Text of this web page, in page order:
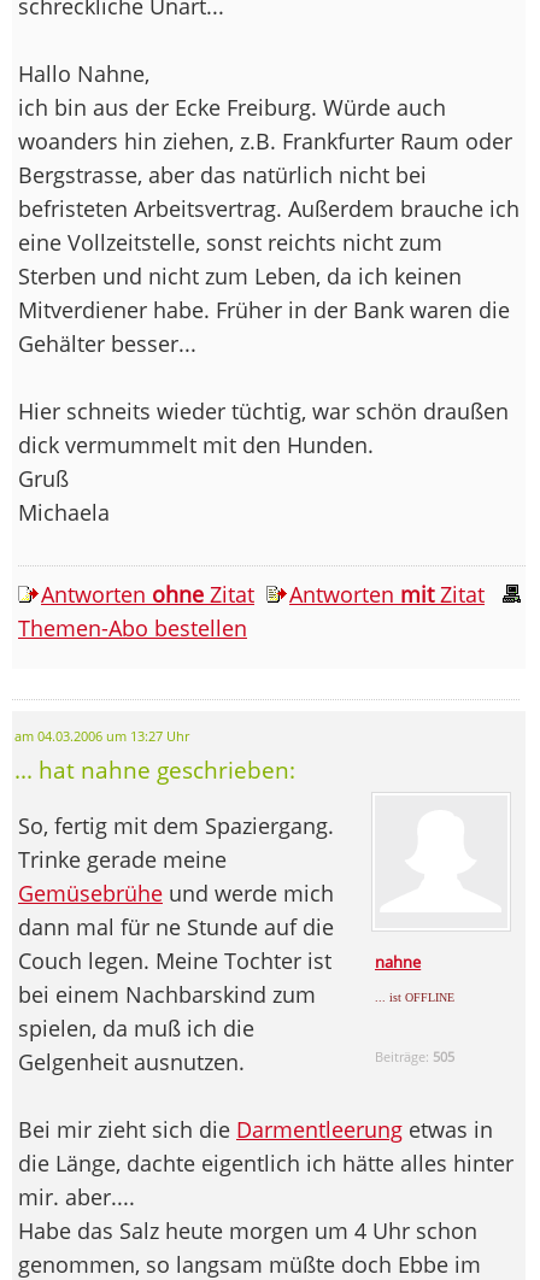
schreckliche Unart...
Hallo Nahne,
ich bin aus der Ecke Freiburg. Würde auch
woanders hin ziehen, z.B. Frankfurter Raum oder
Bergstrasse, aber das natürlich nicht bei
befristeten Arbeitsvertrag. Außerdem brauche ich
eine Vollzeitstelle, sonst reichts nicht zum
Sterben und nicht zum Leben, da ich keinen
Mitverdiener habe. Früher in der Bank waren die
Gehälter besser...
Hier schneits wieder tüchtig, war schön draußen
dick vermummelt mit den Hunden.
Gruß
Michaela
Antworten ohne Zitat Antworten mitZitat
Themen-Abo bestellen
am 04.03.2006 um 13:27 Uhr
... hat nahne geschrieben:
nahne
... ist OFFLINE
Beiträge: 505
So, fertig mit dem Spaziergang.
Trinke gerade meine
Gemüsebrühe und werde mich
dann mal für ne Stunde auf die
Couch legen. Meine Tochter ist
bei einem Nachbarskind zum
spielen, da muß ich die
Gelgenheit ausnutzen.
Bei mir zieht sich die Darmentleerung etwas in
die Länge, dachte eigentlich ich hätte alles hinter
mir. aber....
Habe das Salz heute morgen um 4 Uhr schon
genommen, so langsam müßte doch Ebbe im